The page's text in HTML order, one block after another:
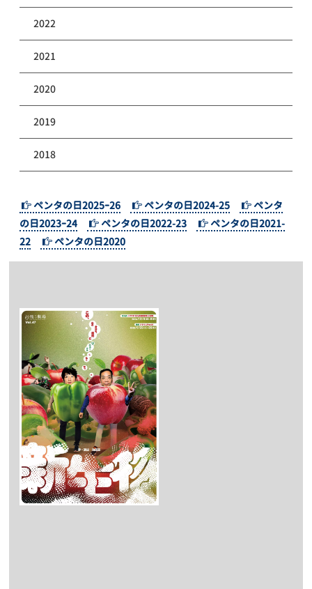
2022
2021
2020
2019
2018
ペンタの日2025ｰ26 ペンタの日2024-25
ペンタ
の日2023ｰ24
ペンタの日2022-23
ペンタの日2021-
22
ペンタの日2020